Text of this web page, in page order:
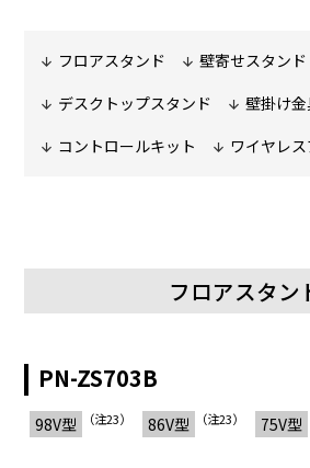
フロアスタンド
壁寄せスタンド
デスクトップスタンド
壁掛け
コントロールキット
ワイヤレ
フロアスタン
PN-ZS703B
98V型 （注23） 86V型 （注23） 75V型